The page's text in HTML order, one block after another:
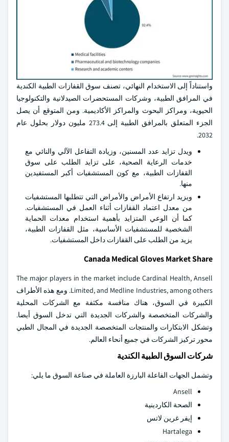
واستناداً إلى الاستخدام النهائي، تصنف سوق القفازات الطبية الكندية
في المرافق الطبية، وشركات المستحضرات الصيدلانية والتكنولوجيا
الحيوية، ومراكز البحوث والمراكز الأكاديمية. ومن المتوقع أن يصل
الجزء المتعلق بالمرافق الطبية إلى 273.4 مليون دولار بحلول عام
2032.
ويدل تزايد عدد المسنين، وزيادة التفاعل الآلي والنائي مع
خدمات الرعاية الصحية، على تزايد الطلب على سوق
القفازات الطبية، مع كون المستشفيات أكبر المستفيدين
منها.
ويزيد ارتفاع الأمراض والأمراض التي تتطلبها المستشفيات
من معدل اعتماد القفازات أثناء العمل في المستشفيات.
كما أن الوعي المتزايد بأهمية استخدام معدات الحماية
الشخصية للمستشفيات الأساسية، مثل القفازات الطبية،
يزيد من الطلب على القفازات داخل المستشفيات.
Canada Medical Gloves Market Share
The major players in the market include Cardinal Health, Ansell
Limited, and Medline Industries, among others. ومع هذه الأطراف
الكبيرة في السوق، هناك منافسة مكثفة مع الشركات المحلية
والشركات المتخصصة والشركات الجديدة التي تدخل السوق أيضا.
وتشكل الابتكارات والمنتجات المتخصصة الجديدة في المجال الطبي
محور تركيز الشركات في جميع أنحاء العالم.
شركات السوق الطبية الكندية
وتشمل الجهات الفاعلة البارزة العاملة في صناعة السوق ما يلي:
Ansell
الصحة الكاردينية
إيفر غرين لاتس
Hartalega